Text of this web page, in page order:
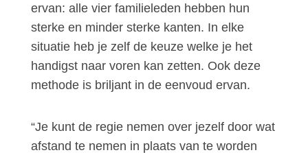
ervan: alle vier familieleden hebben hun
sterke en minder sterke kanten. In elke
situatie heb je zelf de keuze welke je het
handigst naar voren kan zetten. Ook deze
methode is briljant in de eenvoud ervan.
“Je kunt de regie nemen over jezelf door wat
afstand te nemen in plaats van te worden